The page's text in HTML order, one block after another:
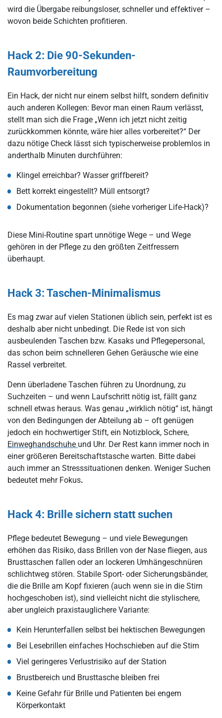
wird die Übergabe reibungsloser, schneller und effektiver –
wovon beide Schichten profitieren.
Hack 2: Die 90-Sekunden-
Raumvorbereitung
Ein Hack, der nicht nur einem selbst hilft, sondern definitiv
auch anderen Kollegen: Bevor man einen Raum verlässt,
stellt man sich die Frage „Wenn ich jetzt nicht zeitig
zurückkommen könnte, wäre hier alles vorbereitet?“ Der
dazu nötige Check lässt sich typischerweise problemlos in
anderthalb Minuten durchführen:
Klingel erreichbar? Wasser griffbereit?
Bett korrekt eingestellt? Müll entsorgt?
Dokumentation begonnen (siehe vorheriger Life-Hack)?
Diese Mini-Routine spart unnötige Wege – und Wege
gehören in der Pflege zu den größten Zeitfressern
überhaupt.
Hack 3: Taschen-Minimalismus
Es mag zwar auf vielen Stationen üblich sein, perfekt ist es
deshalb aber nicht unbedingt. Die Rede ist von sich
ausbeulenden Taschen bzw. Kasaks und Pflegepersonal,
das schon beim schnelleren Gehen Geräusche wie eine
Rassel verbreitet.
Denn überladene Taschen führen zu Unordnung, zu
Suchzeiten – und wenn Laufschritt nötig ist, fällt ganz
schnell etwas heraus. Was genau „wirklich nötig“ ist, hängt
von den Bedingungen der Abteilung ab – oft genügen
jedoch ein hochwertiger Stift, ein Notizblock, Schere,
Einweghandschuhe und Uhr. Der Rest kann immer noch in
einer größeren Bereitschaftstasche warten. Bitte dabei
auch immer an Stresssituationen denken. Weniger Suchen
bedeutet mehr Fokus.
Hack 4: Brille sichern statt suchen
Pflege bedeutet Bewegung – und viele Bewegungen
erhöhen das Risiko, dass Brillen von der Nase fliegen, aus
Brusttaschen fallen oder an lockeren Umhängeschnüren
schlichtweg stören. Stabile Sport- oder Sicherungsbänder,
die die Brille am Kopf fixieren (auch wenn sie in die Stirn
hochgeschoben ist), sind vielleicht nicht die stylischere,
aber ungleich praxistauglichere Variante:
Kein Herunterfallen selbst bei hektischen Bewegungen
Bei Lesebrillen einfaches Hochschieben auf die Stirn
Viel geringeres Verlustrisiko auf der Station
Brustbereich und Brusttasche bleiben frei
Keine Gefahr für Brille und Patienten bei engem
Körperkontakt